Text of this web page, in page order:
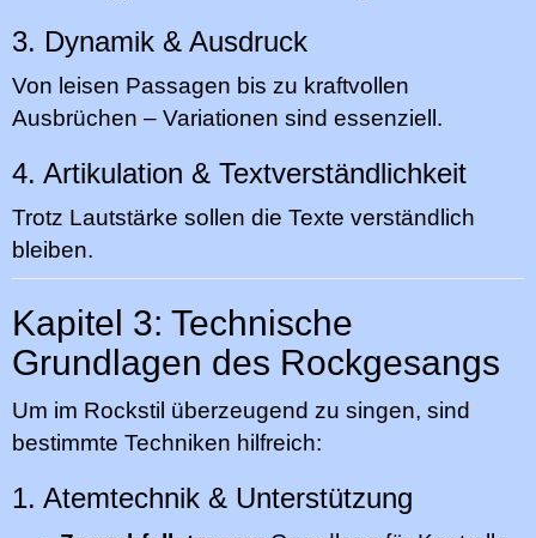
3. Dynamik & Ausdruck
Von leisen Passagen bis zu kraftvollen
Ausbrüchen – Variationen sind essenziell.
4. Artikulation & Textverständlichkeit
Trotz Lautstärke sollen die Texte verständlich
bleiben.
Kapitel 3: Technische
Grundlagen des Rockgesangs
Um im Rockstil überzeugend zu singen, sind
bestimmte Techniken hilfreich:
1. Atemtechnik & Unterstützung